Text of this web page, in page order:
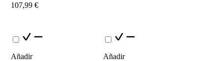
107,99 €
Añadir Añadir